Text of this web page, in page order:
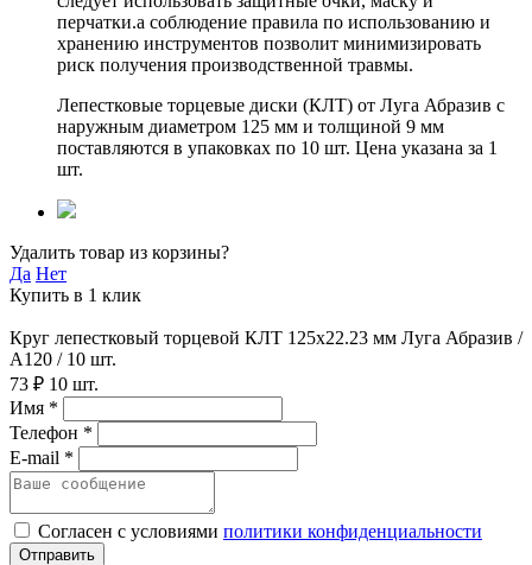
перчатки.а соблюдение правила по использованию и
хранению инструментов позволит минимизировать
риск получения производственной травмы.
Лепестковые торцевые диски (КЛТ) от Луга Абразив с
наружным диаметром 125 мм и толщиной 9 мм
поставляются в упаковках по 10 шт. Цена указана за 1
шт.
Удалить товар из корзины?
Да Нет
Купить в 1 клик
Круг лепестковый торцевой КЛТ 125х22.23 мм Луга Абразив /
А120 / 10 шт.
73 ₽ 10 шт.
Имя *
Телефон *
E-mail *
Согласен с условиями политики конфиденциальности
Отправить